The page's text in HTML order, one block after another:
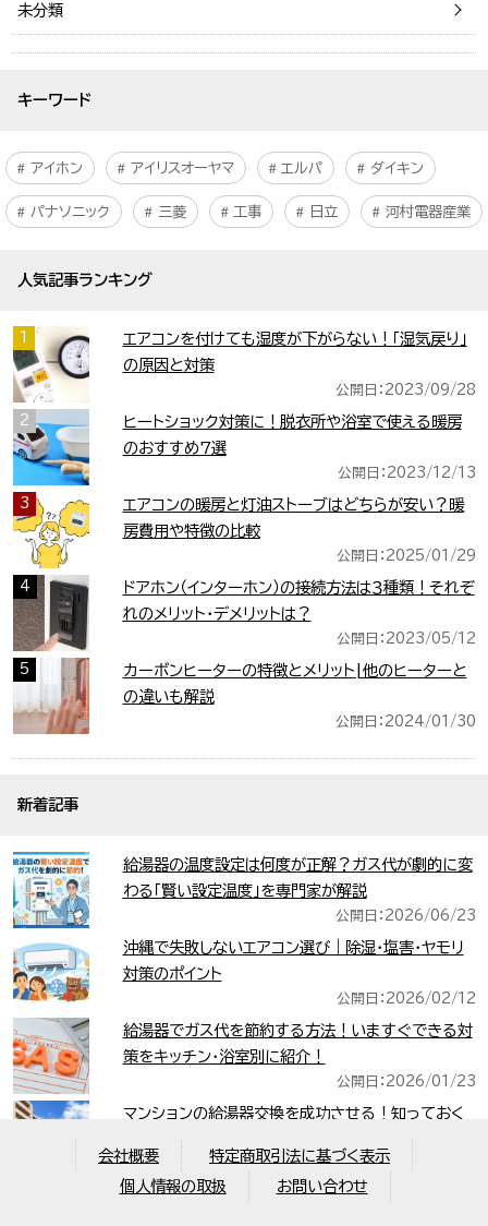
未分類
キーワード
アイホン アイリスオーヤマ エルパ ダイキン
パナソニック 三菱 工事 日立 河村電器産業
人気記事ランキング
1
エアコンを付けても湿度が下がらない！「湿気戻り」
の原因と対策
公開日：2023/09/28
2
ヒートショック対策に！脱衣所や浴室で使える暖房
のおすすめ7選
公開日：2023/12/13
3
エアコンの暖房と灯油ストーブはどちらが安い？暖
房費用や特徴の比較
公開日：2025/01/29
4
ドアホン（インターホン）の接続方法は３種類！それぞ
れのメリット・デメリットは？
公開日：2023/05/12
5
カーボンヒーターの特徴とメリット|他のヒーターと
の違いも解説
公開日：2024/01/30
新着記事
給湯器の温度設定は何度が正解？ガス代が劇的に変
わる「賢い設定温度」を専門家が解説
公開日：2026/06/23
沖縄で失敗しないエアコン選び｜除湿・塩害・ヤモリ
対策のポイント
公開日：2026/02/12
給湯器でガス代を節約する方法！いますぐできる対
策をキッチン・浴室別に紹介！
公開日：2026/01/23
マンションの給湯器交換を成功させる！知っておく
べき種類と注意点
公開日：2025/12/01
給湯器の寿命は何年？交換時期のサインと修理か買
会社概要
特定商取引法に基づく表示
個人情報の取扱
お問い合わせ